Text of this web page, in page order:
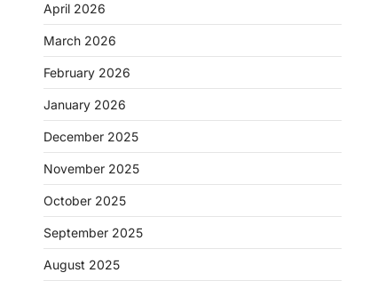
April 2026
March 2026
February 2026
January 2026
December 2025
November 2025
October 2025
September 2025
August 2025